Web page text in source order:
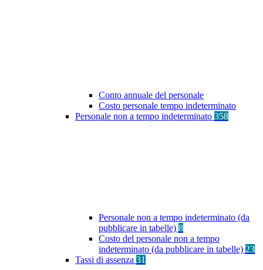
Conto annuale del personale
Costo personale tempo indeterminato
Personale non a tempo indeterminato 358
Personale non a tempo indeterminato (da
pubblicare in tabelle) 8
Costo del personale non a tempo
indeterminato (da pubblicare in tabelle) 23
Tassi di assenza 31